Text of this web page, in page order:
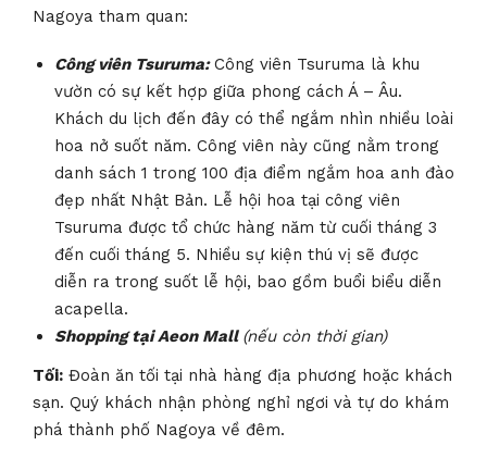
Nagoya tham quan:
Công viên Tsuruma:Công viên Tsuruma là khu
vườn có sự kết hợp giữa phong cách Á – Âu.
Khách du lịch đến đây có thể ngắm nhìn nhiều loài
hoa nở suốt năm. Công viên này cũng nằm trong
danh sách 1 trong 100 địa điểm ngắm hoa anh đào
đẹp nhất Nhật Bản. Lễ hội hoa tại công viên
Tsuruma được tổ chức hàng năm từ cuối tháng 3
đến cuối tháng 5. Nhiều sự kiện thú vị sẽ được
diễn ra trong suốt lễ hội, bao gồm buổi biểu diễn
acapella.
Shopping tại Aeon Mall (nếu còn thời gian)
Tối: Đoàn ăn tối tại nhà hàng địa phương hoặc khách
sạn. Quý khách nhận phòng nghỉ ngơi và tự do khám
phá thành phố Nagoya về đêm.